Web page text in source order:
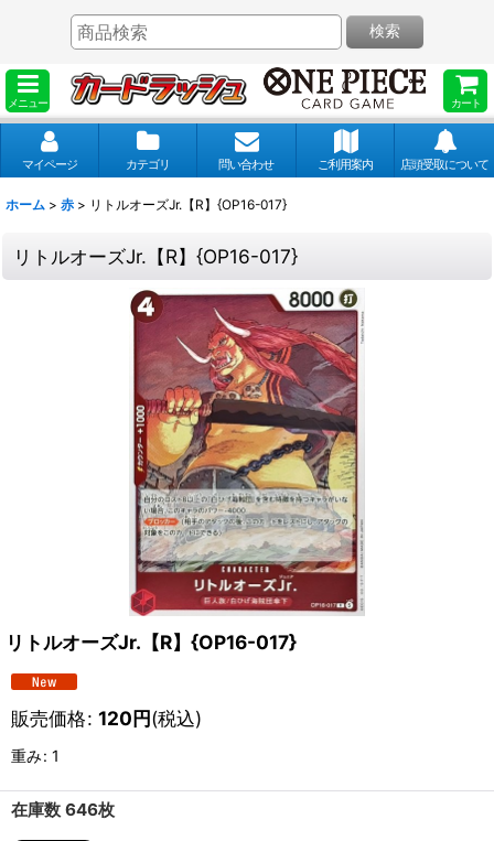
メニュー カート
検索
マイページ カテゴリ 問い合わせ ご利用案内 店頭受取について
ホーム > 赤 > リトルオーズJr.【R】{OP16-017}
リトルオーズJr.【R】{OP16-017}
リトルオーズJr.【R】{OP16-017}
販売価格: 120円(税込)
重み: 1
在庫数 646枚